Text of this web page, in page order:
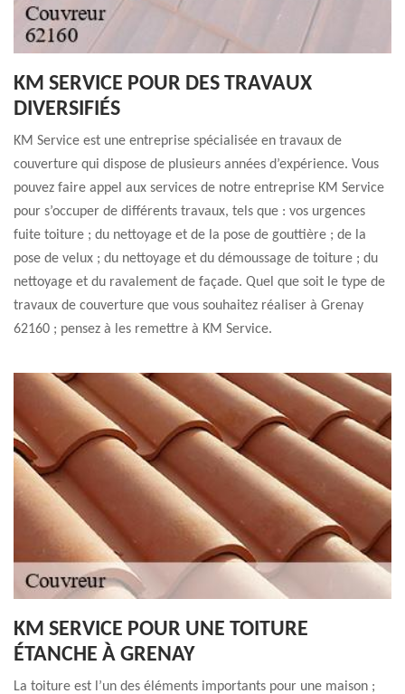
KM SERVICE POUR DES TRAVAUX
DIVERSIFIÉS
KM Service est une entreprise spécialisée en travaux de
couverture qui dispose de plusieurs années d’expérience. Vous
pouvez faire appel aux services de notre entreprise KM Service
pour s’occuper de différents travaux, tels que : vos urgences
fuite toiture ; du nettoyage et de la pose de gouttière ; de la
pose de velux ; du nettoyage et du démoussage de toiture ; du
nettoyage et du ravalement de façade. Quel que soit le type de
travaux de couverture que vous souhaitez réaliser à Grenay
62160 ; pensez à les remettre à KM Service.
KM SERVICE POUR UNE TOITURE
ÉTANCHE À GRENAY
La toiture est l’un des éléments importants pour une maison ;